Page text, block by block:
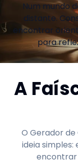
Num mundo
distante.
encontrar
para
A
O Gerador
ideia simples:
encontrar